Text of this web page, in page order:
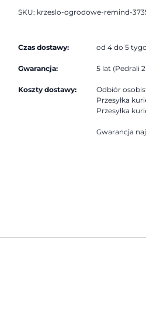
|SKU: krzeslo-ogrodowe-remind-
Czas dostawy: od 4 do 5
Gwarancja: 5 lat (Pedrali
Koszty dostawy:
Odbiór
Przesyłka
Przesyłka
Gwarancja